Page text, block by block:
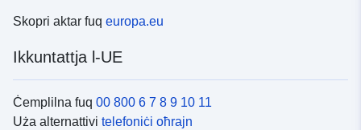
Skopri aktar fuq europa.eu
Ikkuntattja l-UE
Ċemplilna fuq 00 800 6 7 8 9 10 11
Uża alternattivi telefoniċi oħrajn